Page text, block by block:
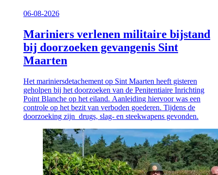
06-08-2026
Mariniers verlenen militaire bijstand
bij doorzoeken gevangenis Sint
Maarten
Het mariniersdetachement op Sint Maarten heeft gisteren
geholpen bij het doorzoeken van de Penitentiaire Inrichting
Point Blanche op het eiland. Aanleiding hiervoor was een
controle op het bezit van verboden goederen. Tijdens de
doorzoeking zijn drugs, slag- en steekwapens gevonden.